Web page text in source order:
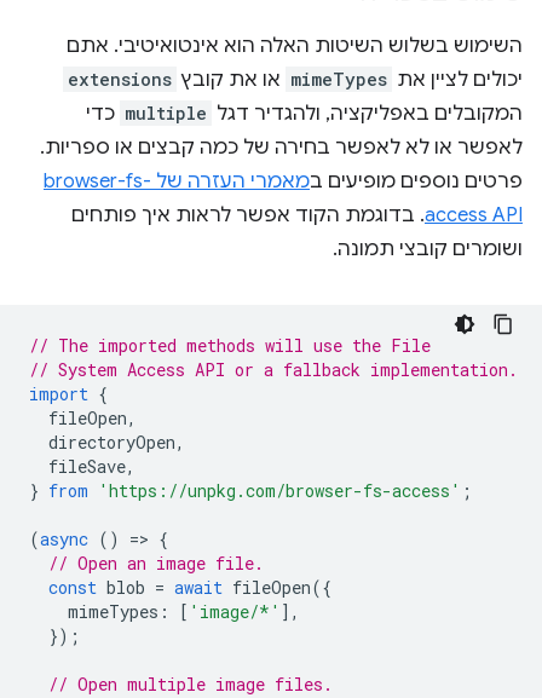
השימוש בשלוש השיטות האלה הוא אינטואיטיבי. אתם
יכולים לציין את mimeTypes או את קובץ extensions
המקובלים באפליקציה, ולהגדיר דגל multiple כדי
לאפשר או לא לאפשר בחירה של כמה קבצים או ספריות.
פרטים נוספים מופיעים ב
מאמרי העזרה של browser-fs-
access API. בדוגמת הקוד אפשר לראות איך פותחים
ושומרים קובצי תמונה.
// The imported methods will use the File
// System Access API or a fallback implementation.
import {
fileOpen,
directoryOpen,
fileSave,
} from 'https://unpkg.com/browser-fs-access' ;
(async () => {
// Open an image file.
const blob = await fileOpen({
mimeTypes : [ 'image/*' ],
});
// Open multiple image files.